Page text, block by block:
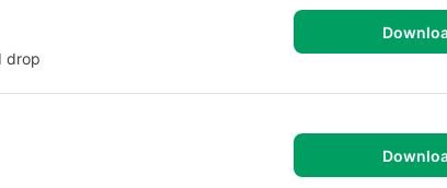
drop